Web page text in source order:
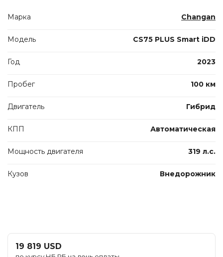
Марка Changan
Модель CS75 PLUS Smart iDD
Год 2023
Пробег 100 км
Двигатель Гибрид
КПП Автоматическая
Мощность двигателя 319 л.с.
Кузов Внедорожник
19 819 USD